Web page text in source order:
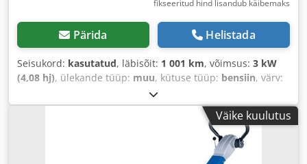
fikseeritud hind lisandub käibemaks
Pärida Helistada
Seisukord: kasutatud, läbisõit: 1 001 km, võimsus: 3 kW
(4,08 hj), ülekande tüüp: muu, kütuse tüüp: bensiin, värv:
, esmane registreerimine:
01/2017, Ehitusaasta:2017, juhi kabiin:muu,
Väike kuulutus